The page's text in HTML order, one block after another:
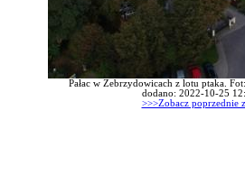
Pałac w Zebrzydowicach z lotu ptaka.
dodano: 2022-10-25
>>>Zobacz poprzednie